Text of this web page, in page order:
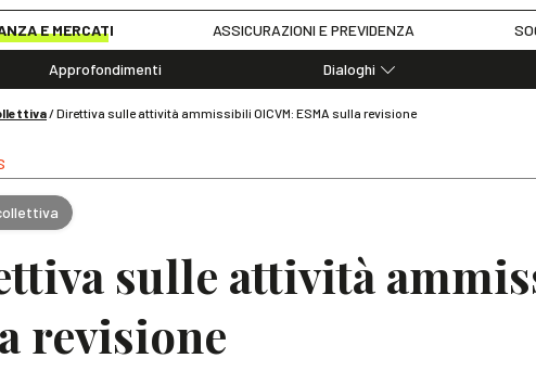
E MERCATI ASSICURAZIONI E PREVIDENZA
Approfondimenti
Dialoghi
/Direttiva sulle attività ammissibili OICVM: ESMA sulla revisione
sulle attività
revisione